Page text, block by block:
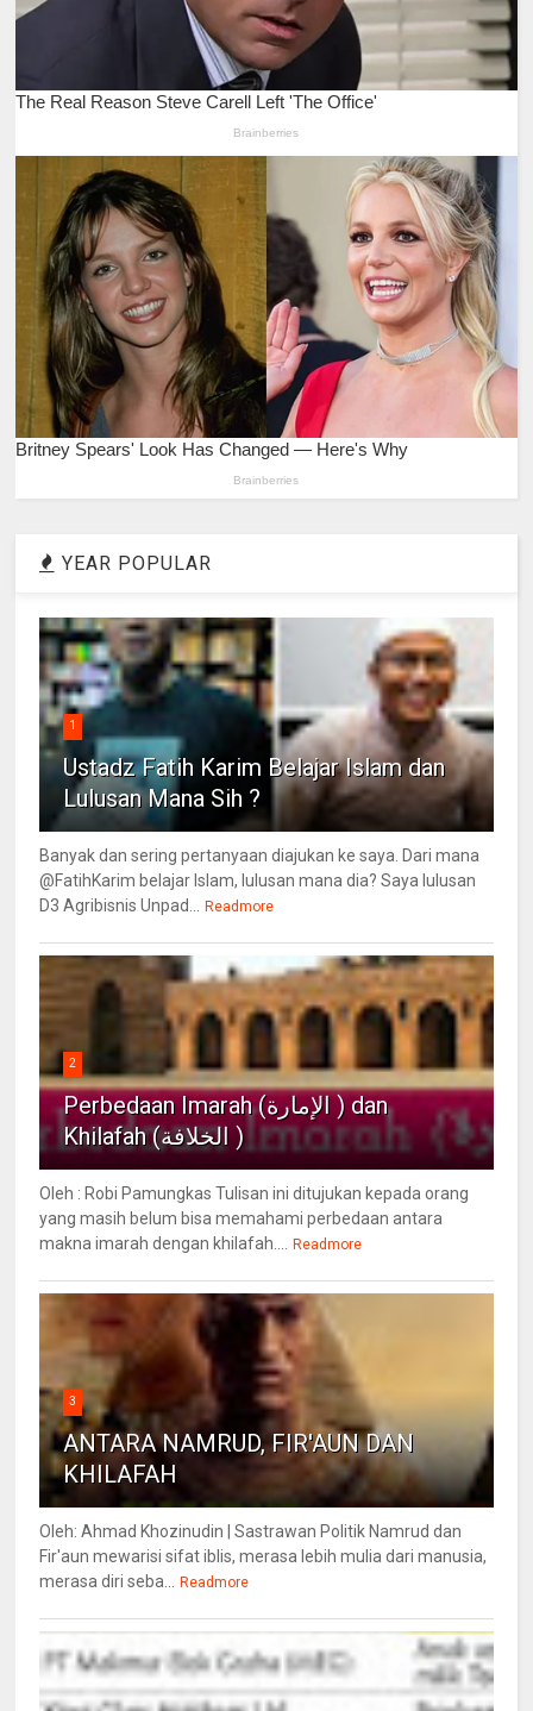
YEAR POPULAR
1
Ustadz Fatih Karim Belajar Islam dan
Lulusan Mana Sih ?
Banyak dan sering pertanyaan diajukan ke saya. Dari mana
@FatihKarim belajar Islam, lulusan mana dia? Saya lulusan
D3 Agribisnis Unpad... Readmore
2
Perbedaan Imarah (الإمارة ) dan
Khilafah (الخلافة )
Oleh : Robi Pamungkas Tulisan ini ditujukan kepada orang
yang masih belum bisa memahami perbedaan antara
makna imarah dengan khilafah.... Readmore
3
ANTARA NAMRUD, FIR'AUN DAN
KHILAFAH
Oleh: Ahmad Khozinudin | Sastrawan Politik Namrud dan
Fir'aun mewarisi sifat iblis, merasa lebih mulia dari manusia,
merasa diri seba... Readmore